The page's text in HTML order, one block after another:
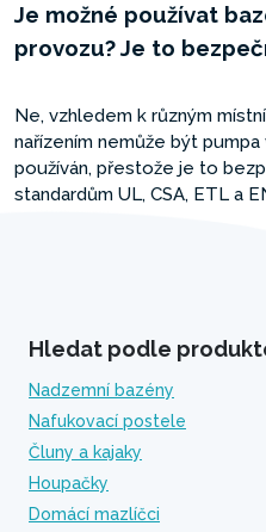
Je možné používat
provozu? Je to
Ne, vzhledem k různým
nařízením nemůže být
používán, přestože je to
standardům UL, CSA, ETL a
Hledat podle
Nadzemní bazény
Nafukovací postele
Čluny a kajaky
Houpačky
Domácí mazlíčci